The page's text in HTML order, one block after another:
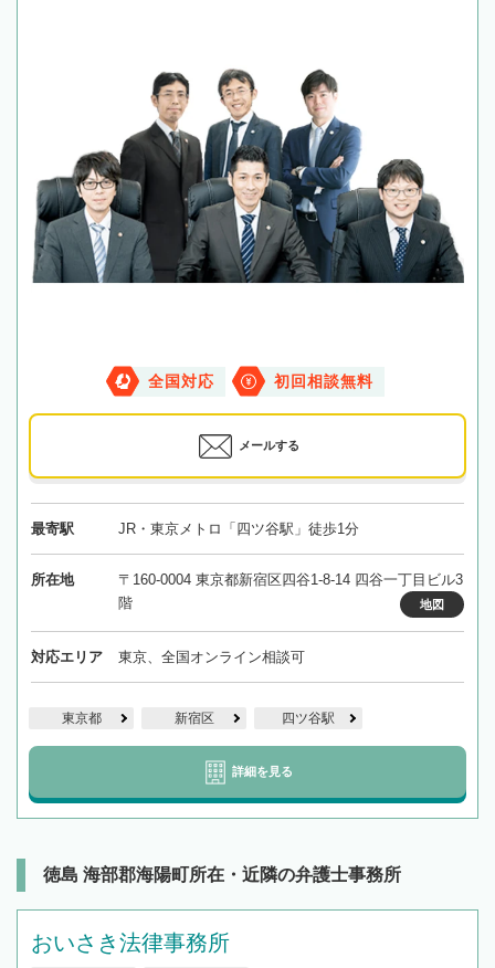
全国対応 初回相談無料
メールする
最寄駅 JR・東京メトロ「四ツ谷駅」徒歩1分
所在地
〒160-0004 東京都新宿区四谷1-8-14 四谷一丁目ビル3
階
地図
対応エリア 東京、全国オンライン相談可
東京都 新宿区 四ツ谷駅
詳細を見る
徳島 海部郡海陽町所在・近隣の弁護士事務所
おいさき法律事務所